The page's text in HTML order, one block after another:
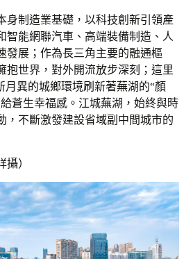
身制造業基礎，以科技創新引領產
智能網聯汽車、高端裝備制造、人
發展；作為長三角主要的融通樞
抱世界，對外開流放步深刻；這里
月異的城鄉環境刷新著蕪湖的“顏
蒼生幸福感。江城蕪湖，始終與時
，不斷激發建設省域副中間城市的
）